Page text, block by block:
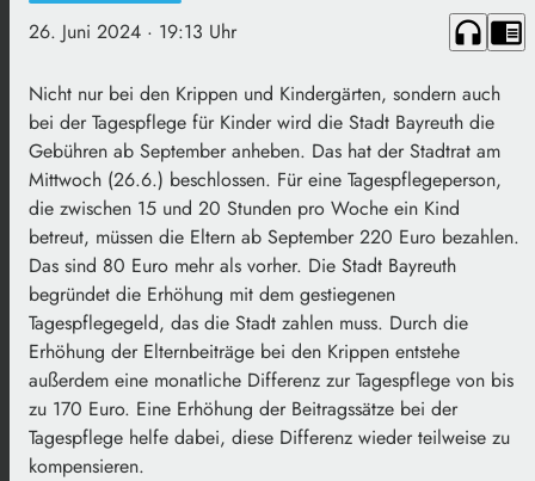
26. Juni 2024 · 19:13 Uhr headphones chrome_reader_mode
Nicht nur bei den Krippen und Kindergärten, sondern auch
bei der Tagespflege für Kinder wird die Stadt Bayreuth die
Gebühren ab September anheben. Das hat der Stadtrat am
Mittwoch (26.6.) beschlossen. Für eine Tagespflegeperson,
die zwischen 15 und 20 Stunden pro Woche ein Kind
betreut, müssen die Eltern ab September 220 Euro bezahlen.
Das sind 80 Euro mehr als vorher. Die Stadt Bayreuth
begründet die Erhöhung mit dem gestiegenen
Tagespflegegeld, das die Stadt zahlen muss. Durch die
Erhöhung der Elternbeiträge bei den Krippen entstehe
außerdem eine monatliche Differenz zur Tagespflege von bis
zu 170 Euro. Eine Erhöhung der Beitragssätze bei der
Tagespflege helfe dabei, diese Differenz wieder teilweise zu
kompensieren.